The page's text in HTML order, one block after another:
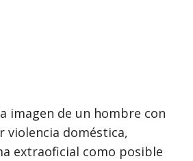
imagen de un hombre con
violencia doméstica,
extraoficial como posible